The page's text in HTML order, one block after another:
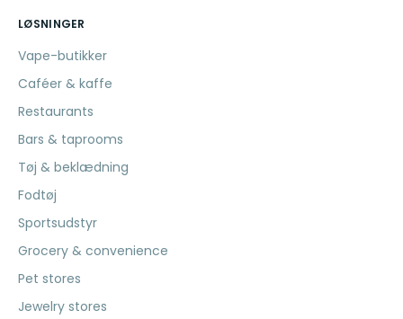
LØSNINGER
Vape-butikker
Caféer & kaffe
Restaurants
Bars & taprooms
Tøj & beklædning
Fodtøj
Sportsudstyr
Grocery & convenience
Pet stores
Jewelry stores